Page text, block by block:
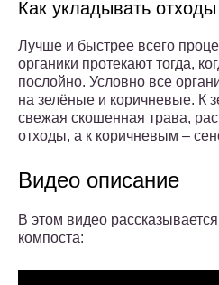
Как укладывать отходы
Лучше и быстрее всего
органики протекают тогда,
послойно. Условно все
на зелёные и коричневые. К
свежая скошенная трава,
отходы, а к коричневым –
Видео описание
В этом видео
компоста: